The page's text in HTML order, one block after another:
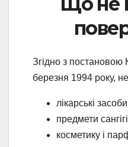
Згідно з
березня 1994 року,
лікарські
предмети
косметику і